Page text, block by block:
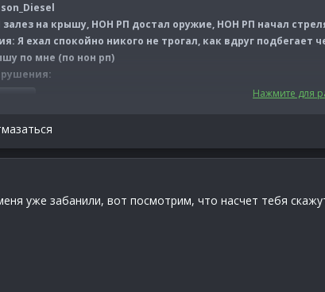
на крышу, НОН РП достал оружие, НОН РП начал
Я ехал спокойно никого не трогал, как вдруг
по мне (по нон рп)
добавить Оскорбление на форуме в мою сторону!
Нажмите для
уже забанили, вот посмотрим, что насчет тебя